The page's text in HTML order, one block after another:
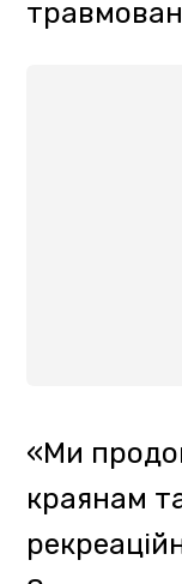
кожному
Нагадаємо,
та курортів